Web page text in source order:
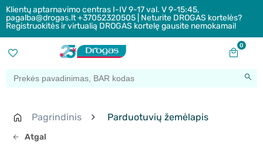
Klientų aptarnavimo centras I-IV 9-17 val. V 9-15:45,
pagalba@drogas.lt +37052320505 | Neturite DROGAS kortelės?
Registruokitės ir virtualią DROGAS kortelę gausite nemokamai!
0
Atgal
Pagrindinis Parduotuvių žemėlapis